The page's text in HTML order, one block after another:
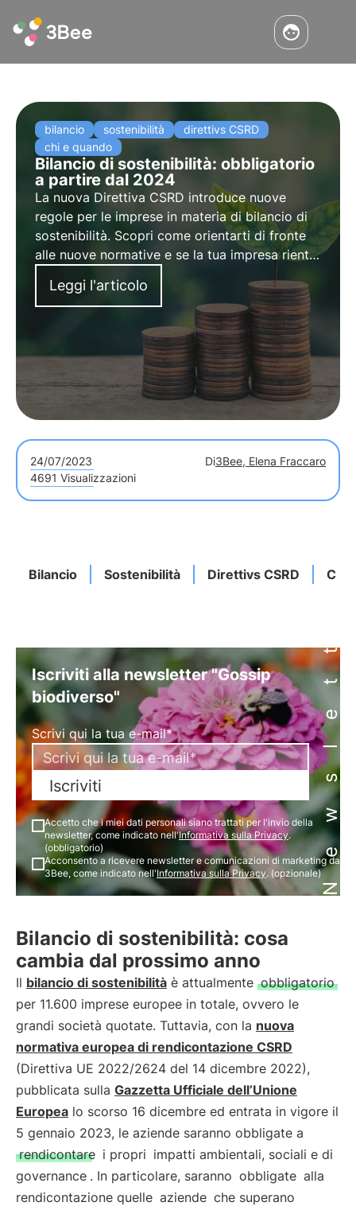
bilancio sostenibilità
direttivs CSRD
chi e quando
Bilancio di sostenibilità: obbligatorio
a partire dal 2024
La nuova Direttiva CSRD introduce nuove
regole per le imprese in materia di bilancio di
sostenibilità. Scopri come orientarti di fronte
alle nuove normative e se la tua impresa rientra
Scegli 3Bee per il tuo bilancio di sostenibilità.
Leggi l'articolo
24/07/2023 Di3Bee, Elena Fraccaro
4691 Visualizzazioni
Bilancio Sostenibilità Direttivs CSRD Chi
Newsletter
Iscriviti alla newsletter "Gossip
biodiverso"
Scrivi qui la tua e-mail*
Iscriviti
Accetto che i miei dati personali siano trattati per l'invio della
newsletter, come indicato nell'Informativa sulla Privacy.
(obbligatorio)
Acconsento a ricevere newsletter e comunicazioni di marketing da
3Bee, come indicato nell'Informativa sulla Privacy. (opzionale)
Bilancio di sostenibilità: cosa
cambia dal prossimo anno
Il bilancio di sostenibilità è attualmente obbligatorio
per 11.600 imprese europee in totale, ovvero le
grandi società quotate. Tuttavia, con la nuova
normativa europea di rendicontazione CSRD
(Direttiva UE 2022/2624 del 14 dicembre 2022),
pubblicata sulla Gazzetta Ufficiale dell’Unione
Europea lo scorso 16 dicembre ed entrata in vigore il
5 gennaio 2023, le aziende saranno obbligate a
rendicontare i propri impatti ambientali, sociali e di
governance . In particolare, saranno obbligate alla
rendicontazione quelle aziende che superano